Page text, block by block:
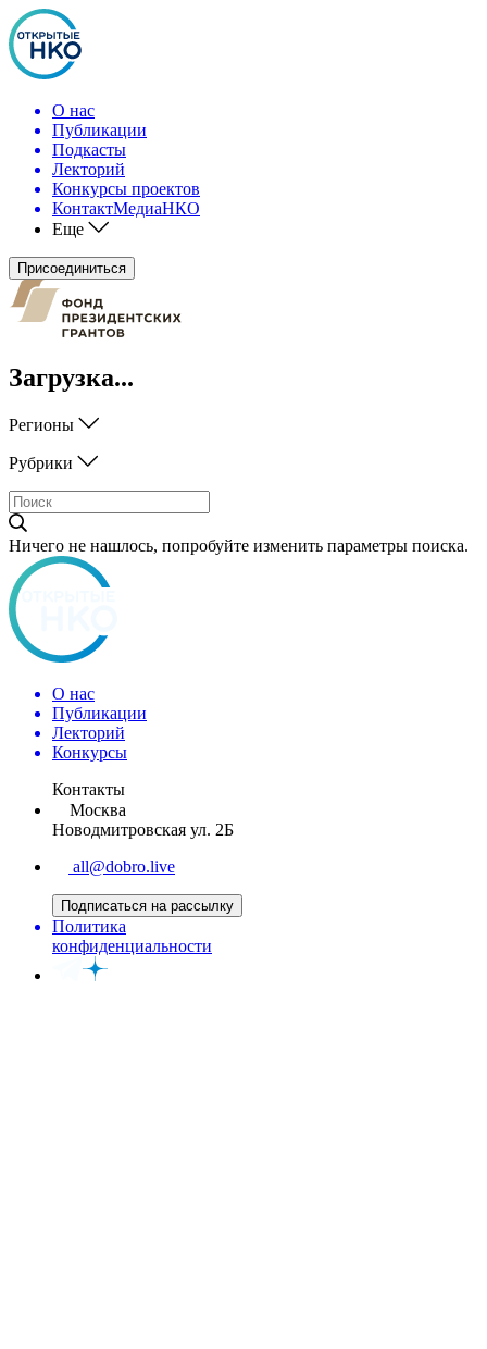
О нас
Публикации
Подкасты
Лекторий
Конкурсы проектов
КонтактМедиаНКО
Еще
Присоединиться
Загрузка...
Регионы
Рубрики
Ничего не нашлось, попробуйте изменить параметры поиска.
О нас
Публикации
Лекторий
Конкурсы
Контакты
Москва
Новодмитровская ул. 2Б
all@dobro.live
Подписаться на рассылку
Политика
конфиденциальности